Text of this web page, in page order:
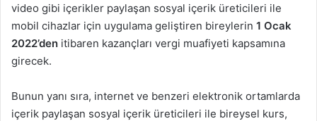
video gibi içerikler paylaşan sosyal içerik üreticileri ile
mobil cihazlar için uygulama geliştiren bireylerin 1 Ocak
2022’den itibaren kazançları vergi muafiyeti kapsamına
girecek.
Bunun yanı sıra, internet ve benzeri elektronik ortamlarda
içerik paylaşan sosyal içerik üreticileri ile bireysel kurs,